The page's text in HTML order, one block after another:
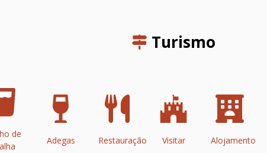
Turismo
de
Adegas Restauração Visitar Alojamento